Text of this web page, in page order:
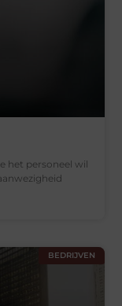
het personeel wil
BEDRIJVEN